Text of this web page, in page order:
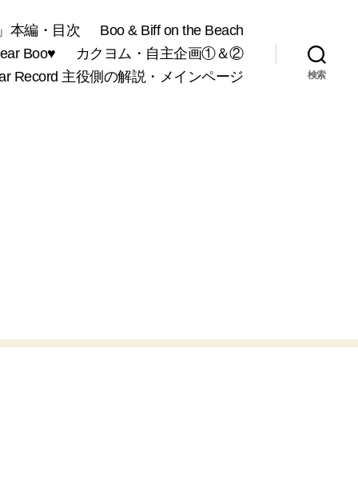
本編・目次
Boo & Biff on the Beach
Boo♥
カクヨム・自主企画①＆②
Record 主役側の解説・メインページ
検索